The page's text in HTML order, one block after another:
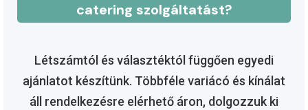
catering szolgáltatást?
Létszámtól és választéktól függően egyedi
ajánlatot készítünk. Többféle variácó és kínálat
áll rendelkezésre elérhető áron, dolgozzuk ki